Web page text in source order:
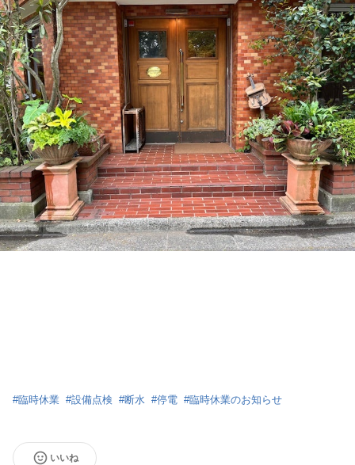
#臨時休業 #設備点検 #断水 #停電 #臨時休業のお知らせ
いいね